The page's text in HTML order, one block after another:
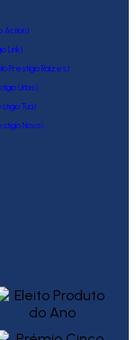
Action)
Link)
Prestígio Raízes)
Urbis)
Tua)
Novo)